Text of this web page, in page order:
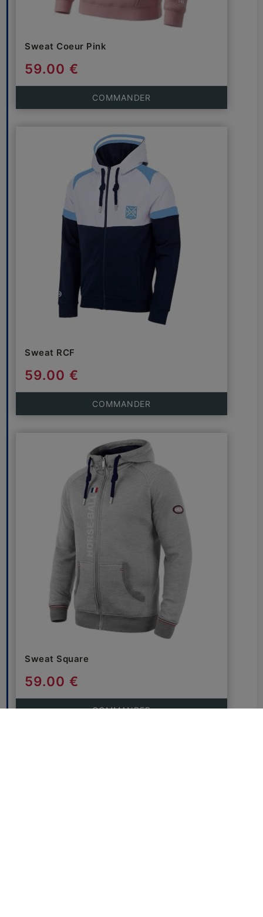
Sweat Coeur Pink
59.00 €
COMMANDER
Sweat RCF
59.00 €
COMMANDER
Sweat Square
59.00 €
COMMANDER